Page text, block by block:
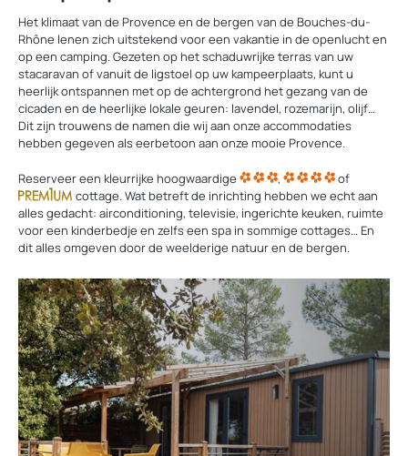
Het klimaat van de Provence en de bergen van de Bouches-du-
Rhône lenen zich uitstekend voor een vakantie in de openlucht en
op een camping. Gezeten op het schaduwrijke terras van uw
stacaravan of vanuit de ligstoel op uw kampeerplaats, kunt u
heerlijk ontspannen met op de achtergrond het gezang van de
cicaden en de heerlijke lokale geuren: lavendel, rozemarijn, olijf…
Dit zijn trouwens de namen die wij aan onze accommodaties
hebben gegeven als eerbetoon aan onze mooie Provence.
Reserveer een kleurrijke hoogwaardige ,
of
cottage. Wat betreft de inrichting hebben we echt aan
alles gedacht: airconditioning, televisie, ingerichte keuken, ruimte
voor een kinderbedje en zelfs een spa in sommige cottages… En
dit alles omgeven door de weelderige natuur en de bergen.
Ontdek
onze
huuraccommodaties